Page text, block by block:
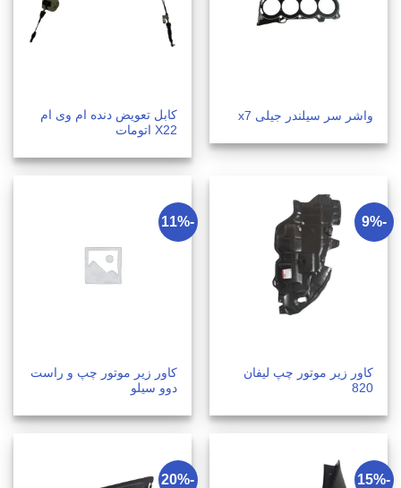
واشر سر سیلندر جیلی x7
کابل تعویض دنده ام وی ام
X22 اتومات
-9%
کاور زیر موتور چپ لیفان
820
-11%
کاور زیر موتور چپ و راست
دوو سیلو
-15%
-20%